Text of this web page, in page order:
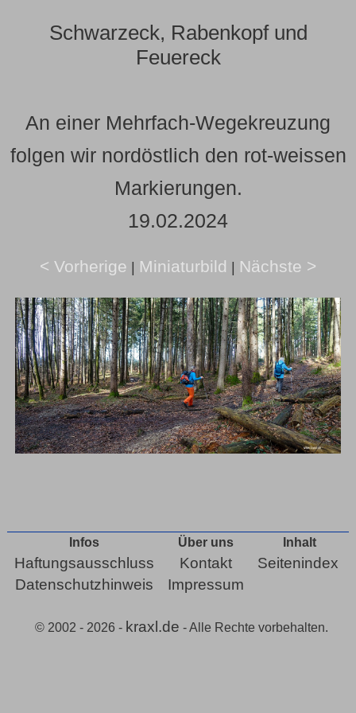
Schwarzeck, Rabenkopf und
Feuereck
An einer Mehrfach-Wegekreuzung
folgen wir nordöstlich den rot-weissen
Markierungen.
19.02.2024
< Vorherige | Miniaturbild | Nächste >
Infos
Haftungsausschluss
Datenschutzhinweis
Über uns
Kontakt
Impressum
Inhalt
Seitenindex
© 2002 - 2026 - kraxl.de - Alle Rechte vorbehalten.